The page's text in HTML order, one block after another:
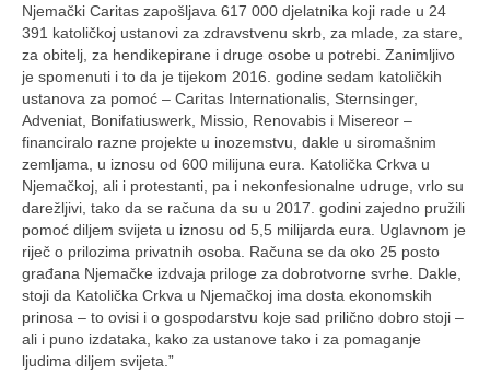
Njemački Caritas zapošljava 617 000 djelatnika koji rade u 24
391 katoličkoj ustanovi za zdravstvenu skrb, za mlade, za stare,
za obitelj, za hendikepirane i druge osobe u potrebi. Zanimljivo
je spomenuti i to da je tijekom 2016. godine sedam katoličkih
ustanova za pomoć – Caritas Internationalis, Sternsinger,
Adveniat, Bonifatiuswerk, Missio, Renovabis i Misereor –
financiralo razne projekte u inozemstvu, dakle u siromašnim
zemljama, u iznosu od 600 milijuna eura. Katolička Crkva u
Njemačkoj, ali i protestanti, pa i nekonfesionalne udruge, vrlo su
darežljivi, tako da se računa da su u 2017. godini zajedno pružili
pomoć diljem svijeta u iznosu od 5,5 milijarda eura. Uglavnom je
riječ o prilozima privatnih osoba. Računa se da oko 25 posto
građana Njemačke izdvaja priloge za dobrotvorne svrhe. Dakle,
stoji da Katolička Crkva u Njemačkoj ima dosta ekonomskih
prinosa – to ovisi i o gospodarstvu koje sad prilično dobro stoji –
ali i puno izdataka, kako za ustanove tako i za pomaganje
ljudima diljem svijeta.”